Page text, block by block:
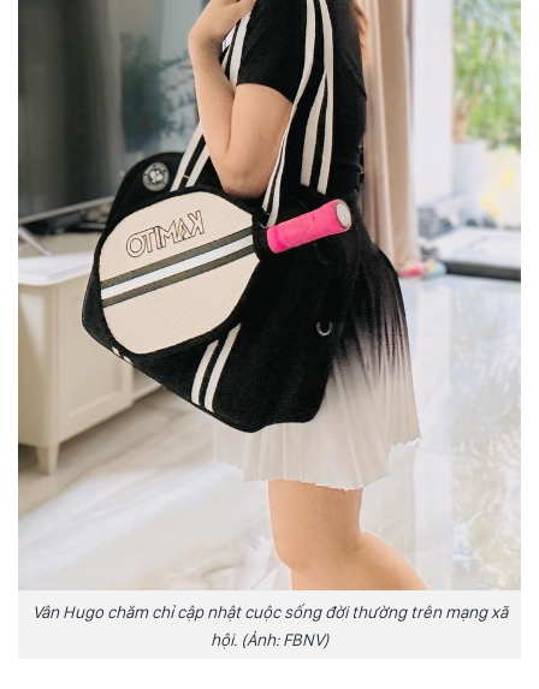
Vân Hugo chăm chỉ cập nhật cuộc sống đời thường trên mạng xã
hội. (Ảnh: FBNV)